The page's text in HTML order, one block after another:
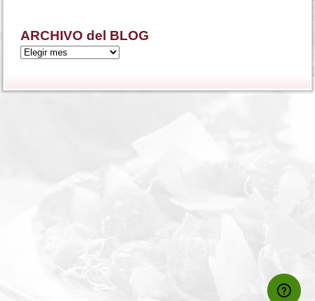
ARCHIVO del BLOG